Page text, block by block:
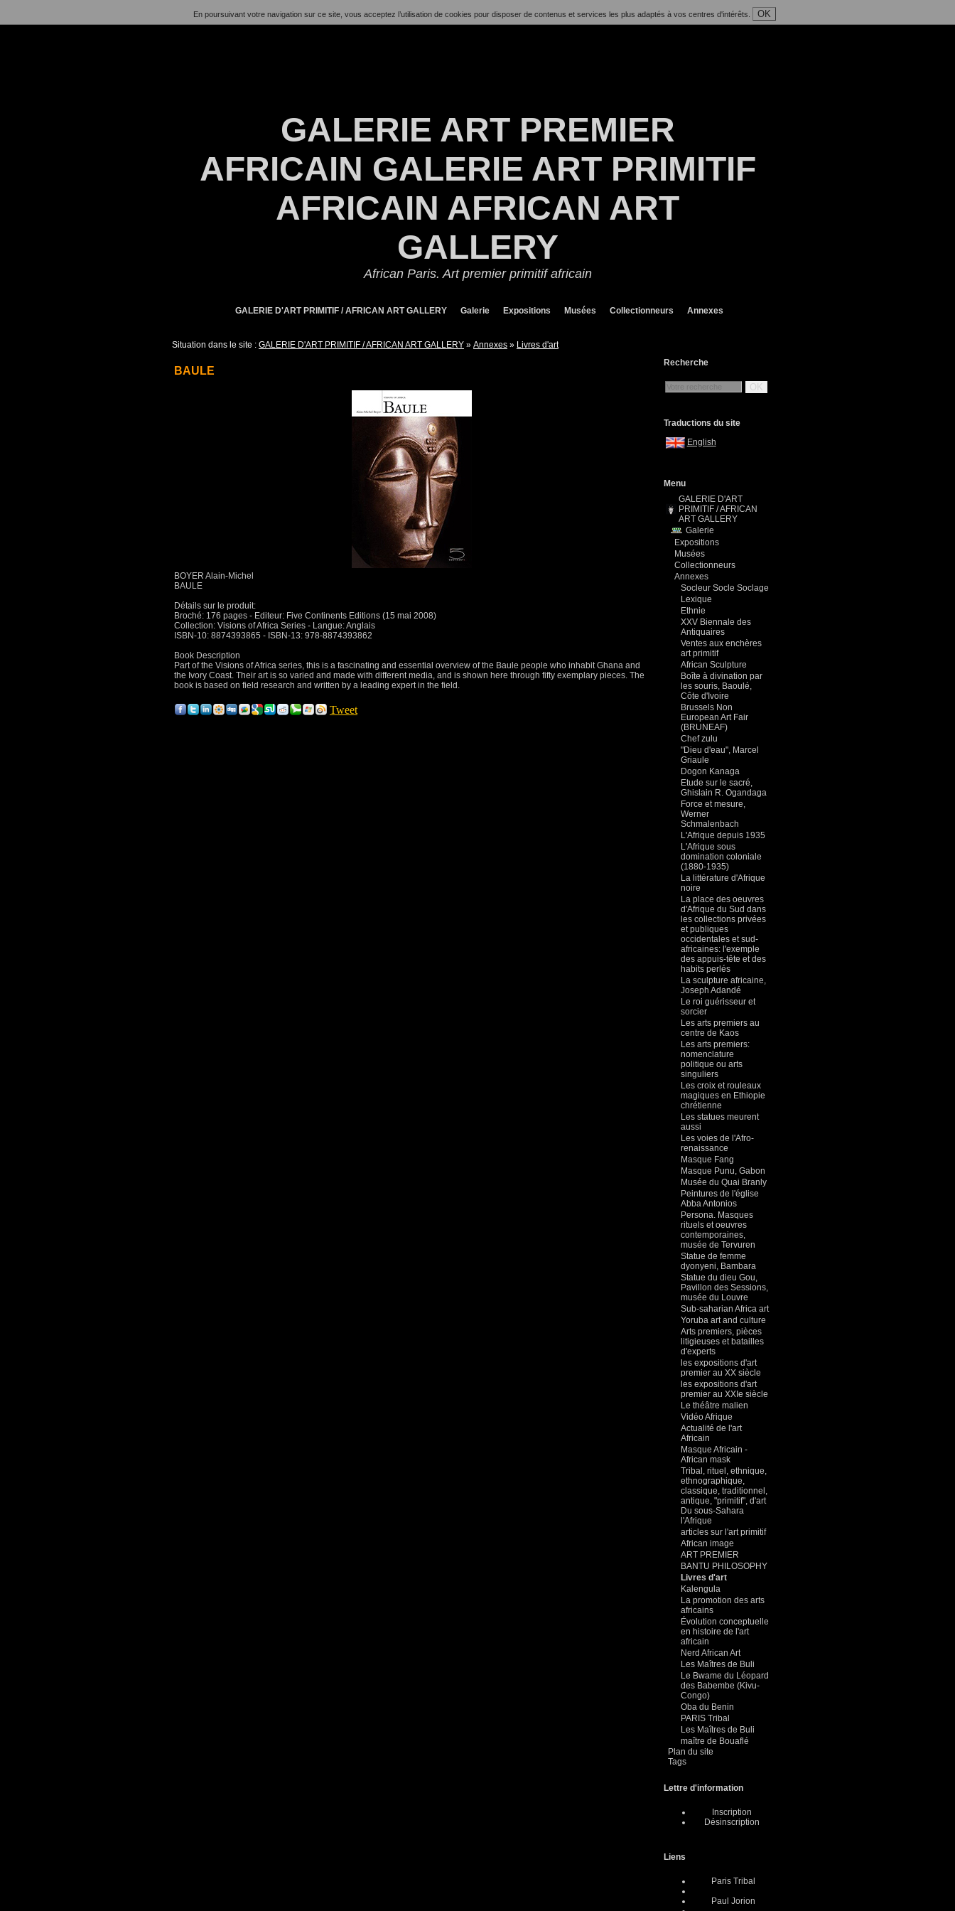
En poursuivant votre navigation sur ce site, vous acceptez l’utilisation de cookies pour disposer de contenus et services les plus adaptés à vos centres d'intérêts. OK
GALERIE ART PREMIER
AFRICAIN GALERIE ART PRIMITIF
AFRICAIN AFRICAN ART
GALLERY
African Paris. Art premier primitif africain
GALERIE D'ART PRIMITIF / AFRICAN ART GALLERY Galerie Expositions Musées Collectionneurs Annexes
Situation dans le site : GALERIE D'ART PRIMITIF / AFRICAN ART GALLERY » Annexes » Livres d'art
BAULE
BOYER Alain-Michel
BAULE
Détails sur le produit:
Broché: 176 pages - Editeur: Five Continents Editions (15 mai 2008)
Collection: Visions of Africa Series - Langue: Anglais
ISBN-10: 8874393865 - ISBN-13: 978-8874393862
Book Description
Part of the Visions of Africa series, this is a fascinating and essential overview of the Baule people who inhabit Ghana and
the Ivory Coast. Their art is so varied and made with different media, and is shown here through fifty exemplary pieces. The
book is based on field research and written by a leading expert in the field.
Tweet
Recherche
OK
Traductions du site
English
Menu
GALERIE D'ART
PRIMITIF / AFRICAN
ART GALLERY
Galerie
Expositions
Musées
Collectionneurs
Annexes
Socleur Socle Soclage
Lexique
Ethnie
XXV Biennale des
Antiquaires
Ventes aux enchères
art primitif
African Sculpture
Boîte à divination par
les souris, Baoulé,
Côte d'Ivoire
Brussels Non
European Art Fair
(BRUNEAF)
Chef zulu
"Dieu d'eau", Marcel
Griaule
Dogon Kanaga
Etude sur le sacré,
Ghislain R. Ogandaga
Force et mesure,
Werner
Schmalenbach
L'Afrique depuis 1935
L'Afrique sous
domination coloniale
(1880-1935)
La littérature d'Afrique
noire
La place des oeuvres
d'Afrique du Sud dans
les collections privées
et publiques
occidentales et sud-
africaines: l'exemple
des appuis-tête et des
habits perlés
La sculpture africaine,
Joseph Adandé
Le roi guérisseur et
sorcier
Les arts premiers au
centre de Kaos
Les arts premiers:
nomenclature
politique ou arts
singuliers
Les croix et rouleaux
magiques en Ethiopie
chrétienne
Les statues meurent
aussi
Les voies de l'Afro-
renaissance
Masque Fang
Masque Punu, Gabon
Musée du Quai Branly
Peintures de l'église
Abba Antonios
Persona. Masques
rituels et oeuvres
contemporaines,
musée de Tervuren
Statue de femme
dyonyeni, Bambara
Statue du dieu Gou,
Pavillon des Sessions,
musée du Louvre
Sub-saharian Africa art
Yoruba art and culture
Arts premiers, pièces
litigieuses et batailles
d'experts
les expositions d'art
premier au XX siècle
les expositions d'art
premier au XXIe siècle
Le théâtre malien
Vidéo Afrique
Actualité de l'art
Africain
Masque Africain -
African mask
Tribal, rituel, ethnique,
ethnographique,
classique, traditionnel,
antique, "primitif", d'art
Du sous-Sahara
l'Afrique
articles sur l'art primitif
African image
ART PREMIER
BANTU PHILOSOPHY
Livres d'art
Kalengula
La promotion des arts
africains
Évolution conceptuelle
en histoire de l'art
africain
Nerd African Art
Les Maîtres de Buli
Le Bwame du Léopard
des Babembe (Kivu-
Congo)
Oba du Benin
PARIS Tribal
Les Maîtres de Buli
maître de Bouaflé
Plan du site
Tags
Lettre d'information
Inscription
Désinscription
Liens
Paris Tribal
Paul Jorion